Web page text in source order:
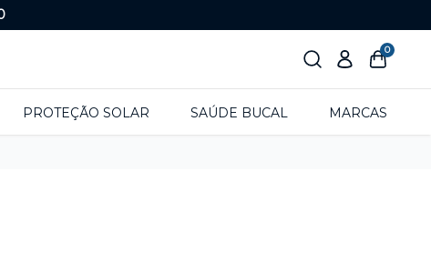
0
PROTEÇÃO SOLAR SAÚDE BUCAL MARCAS